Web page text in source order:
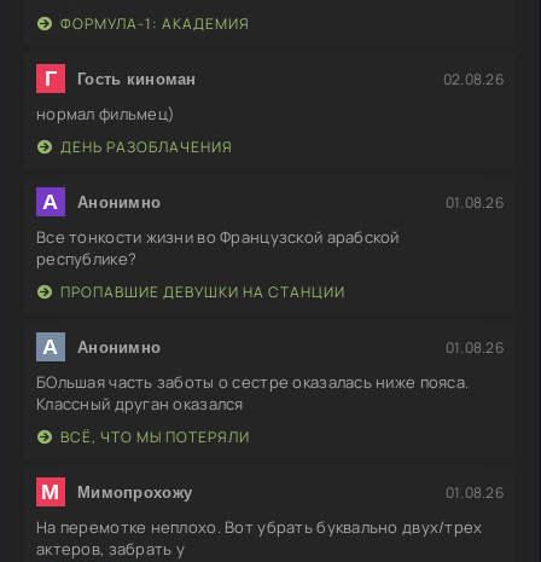
ФОРМУЛА-1: АКАДЕМИЯ
Г Гость киноман 02.08.26
нормал фильмец)
ДЕНЬ РАЗОБЛАЧЕНИЯ
А Анонимно 01.08.26
Все тонкости жизни во Французской арабской
республике?
ПРОПАВШИЕ ДЕВУШКИ НА СТАНЦИИ
А Анонимно 01.08.26
БОльшая часть заботы о сестре оказалась ниже пояса.
Классный друган оказался
ВСЁ, ЧТО МЫ ПОТЕРЯЛИ
М Мимопрохожу 01.08.26
На перемотке неплохо. Вот убрать буквально двух/трех
актеров, забрать у